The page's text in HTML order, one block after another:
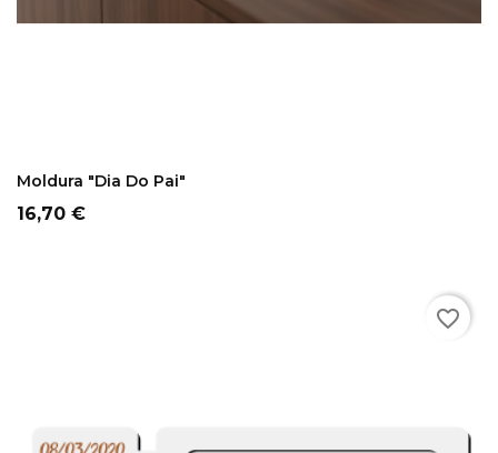
Moldura "Dia Do Pai"
Preço
16,70 €
favorite_border